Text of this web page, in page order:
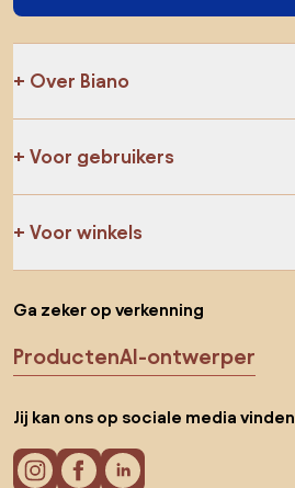
Over Biano
Voor gebruikers
Voor winkels
Ga zeker op verkenning
ProductenAI-ontwerper
Jij kan ons op sociale media vinden